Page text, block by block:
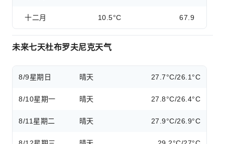
十二月 10.5°C 67.9
未来七天杜布罗夫尼克天气
8/9星期日 晴天 27.7°C/26.1°C
8/10星期一 晴天 27.8°C/26.4°C
8/11 星期二 晴天 27.9°C/26.9°C